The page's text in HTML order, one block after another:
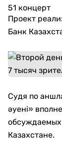
51 концерт
Проект
Банк
Судя по
әуені»
обсуждаемых
Казахстане.